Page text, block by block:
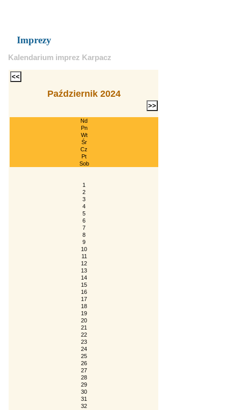
Imprezy
Kalendarium imprez Karpacz
Październik 2024
Nd
Pn
Wt
Śr
Cz
Pt
Sob
1
2
3
4
5
6
7
8
9
10
11
12
13
14
15
16
17
18
19
20
21
22
23
24
25
26
27
28
29
30
31
32